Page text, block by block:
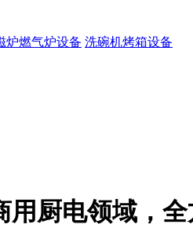
炉燃气炉设备 洗碗机烤箱设备
用厨电领域，